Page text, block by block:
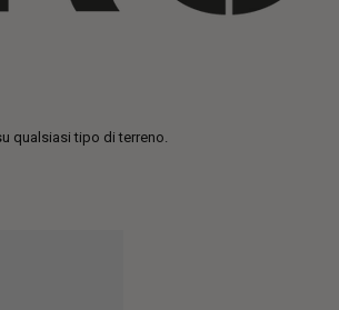
qualsiasi tipo di terreno.